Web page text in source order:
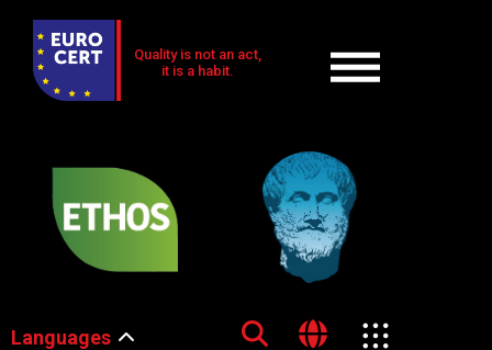
Quality is not an act,
it is a habit.
Languages